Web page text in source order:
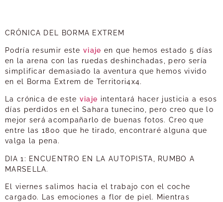
CRÓNICA DEL BORMA EXTREM
Podría resumir este viaje en que hemos estado 5 días
en la arena con las ruedas deshinchadas, pero sería
simplificar demasiado la aventura que hemos vivido
en el Borma Extrem de Territori4x4.
La crónica de este viaje intentará hacer justicia a esos
días perdidos en el Sahara tunecino, pero creo que lo
mejor será acompañarlo de buenas fotos. Creo que
entre las 1800 que he tirado, encontraré alguna que
valga la pena.
DIA 1: ENCUENTRO EN LA AUTOPISTA, RUMBO A
MARSELLA.
El viernes salimos hacia el trabajo con el coche
cargado. Las emociones a flor de piel. Mientras